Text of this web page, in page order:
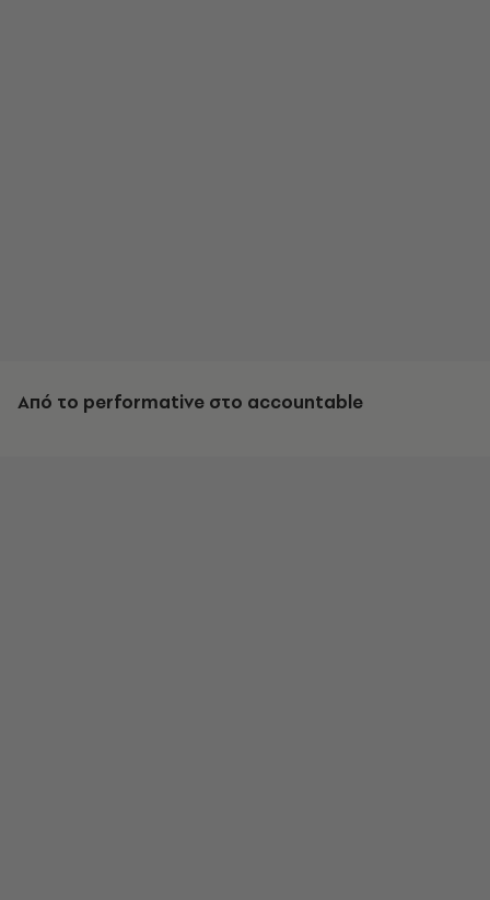
Από το performative στο accountable